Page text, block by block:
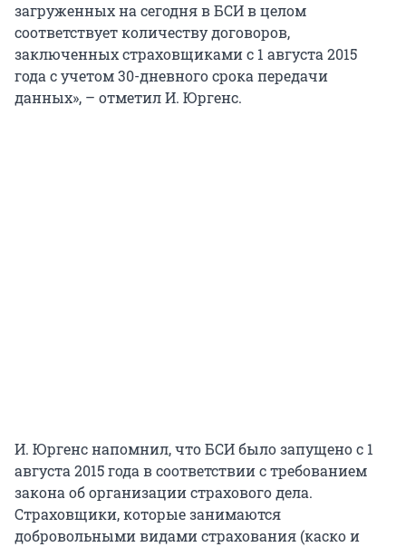
загруженных на сегодня в БСИ в целом
соответствует количеству договоров,
заключенных страховщиками с 1 августа 2015
года с учетом 30-дневного срока передачи
данных», – отметил И. Юргенс.
И. Юргенс напомнил, что БСИ было запущено с 1
августа 2015 года в соответствии с требованием
закона об организации страхового дела.
Страховщики, которые занимаются
добровольными видами страхования (каско и